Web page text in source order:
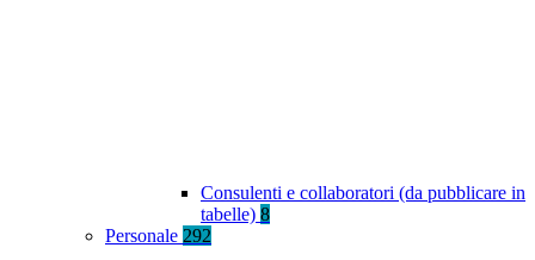
Consulenti e collaboratori (da pubblicare in
tabelle) 8
Personale 292